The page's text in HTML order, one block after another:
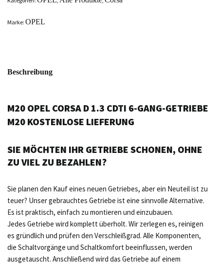
Marke: OPEL
Beschreibung
M20 OPEL CORSA D 1.3 CDTI 6-GANG-GETRIEBE
M20 KOSTENLOSE LIEFERUNG
SIE MÖCHTEN IHR GETRIEBE SCHONEN, OHNE
ZU VIEL ZU BEZAHLEN?
Sie planen den Kauf eines neuen Getriebes, aber ein Neuteil ist zu
teuer? Unser gebrauchtes Getriebe ist eine sinnvolle Alternative.
Es ist praktisch, einfach zu montieren und einzubauen.
Jedes Getriebe wird komplett überholt. Wir zerlegen es, reinigen
es gründlich und prüfen den Verschleißgrad. Alle Komponenten,
die Schaltvorgänge und Schaltkomfort beeinflussen, werden
ausgetauscht. Anschließend wird das Getriebe auf einem